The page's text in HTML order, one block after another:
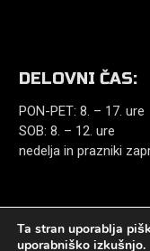
DELOVNI ČAS:
PON-PET: 8. – 17. ure
SOB: 8. – 12. ure
nedelja in prazniki
Ta stran uporablja
uporabniško izkušnjo.